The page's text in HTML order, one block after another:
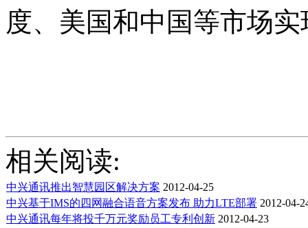
度、美国和中国等市场
相关阅读:
中兴通讯推出智慧园区解决方案 2012-04-25
中兴基于IMS的四网融合语音方案发布 助力LTE部署 2012-04-
中兴通讯每年将投千万元奖励员工专利创新 2012-04-23